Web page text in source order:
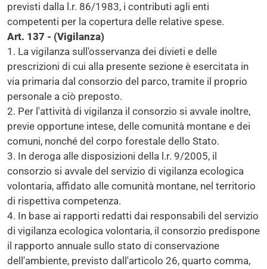
previsti dalla l.r. 86/1983, i contributi agli enti
competenti per la copertura delle relative spese.
Art. 137 - (Vigilanza)
1. La vigilanza sull'osservanza dei divieti e delle
prescrizioni di cui alla presente sezione è esercitata in
via primaria dal consorzio del parco, tramite il proprio
personale a ciò preposto.
2. Per l'attività di vigilanza il consorzio si avvale inoltre,
previe opportune intese, delle comunità montane e dei
comuni, nonché del corpo forestale dello Stato.
3. In deroga alle disposizioni della l.r. 9/2005, il
consorzio si avvale del servizio di vigilanza ecologica
volontaria, affidato alle comunità montane, nel territorio
di rispettiva competenza.
4. In base ai rapporti redatti dai responsabili del servizio
di vigilanza ecologica volontaria, il consorzio predispone
il rapporto annuale sullo stato di conservazione
dell'ambiente, previsto dall'articolo 26, quarto comma,